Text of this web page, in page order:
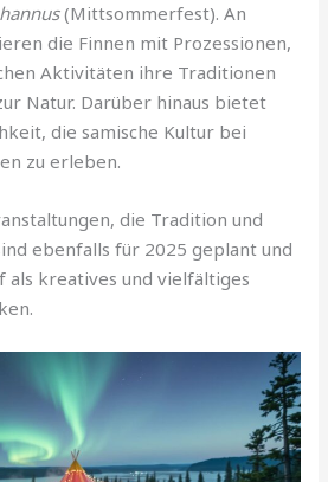
(Mittsommerfest). An
die Finnen mit Prozessionen,
Aktivitäten ihre Traditionen
Natur. Darüber hinaus bietet
die samische Kultur bei
zu erleben.
die Tradition und
ebenfalls für 2025 geplant und
als kreatives und vielfältiges